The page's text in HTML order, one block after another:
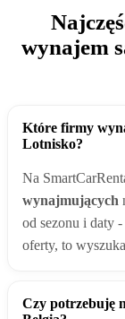
wynajem
Które firmy
Lotnisko?
Na
wynajmujących
od sezonu i daty
oferty, to
Czy potrzebuję